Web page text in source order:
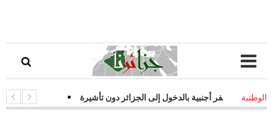
الوطنية
أجنبية بالدخول إلى الجزائر دون تأشيرة - قفزة نوعية في التحول